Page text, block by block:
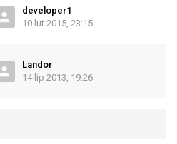
developer1
10 lut 2015, 23:15
Landor
14 lip 2013, 19:26